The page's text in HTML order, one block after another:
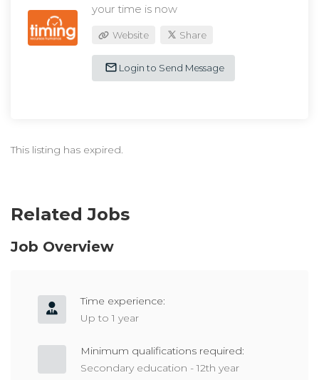
your time is now
Website Share
Login to Send Message
This listing has expired.
Related Jobs
Job Overview
Time experience:
Up to 1 year
Minimum qualifications required:
Secondary education - 12th year